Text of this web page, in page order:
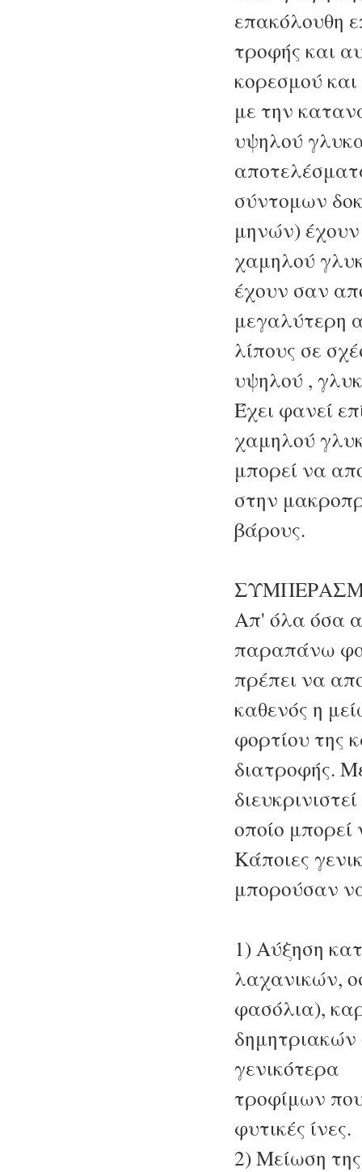
επακόλουθη
τροφής και
κορεσμού
με την
υψηλού
σύντομων
μηνών) έχουν
χαμηλού
έχουν σαν
μεγαλύτερη
λίπους σε
υψηλού ,
Έχει φανεί
χαμηλού
μπορεί να
στην
βάρους.
Απ' όλα όσα
παραπάνω
πρέπει να
καθενός η
φορτίου της
διατροφής.
οποίο μπορεί
Κάποιες
μπορούσαν
1) Αύξηση
λαχανικών,
φασόλια),
δημητριακών
γενικότερα
τροφίμων
φυτικές ίνες.
2) Μείωση